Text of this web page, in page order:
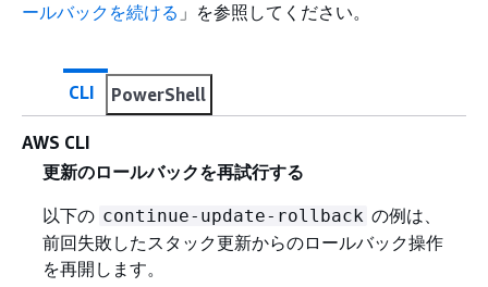
ールバックを続ける 」を参照してください。
CLI PowerShell
AWS CLI
更新のロールバックを再試行する
以下の continue-update-rollback の例は、
前回失敗したスタック更新からのロールバック操作
を再開します。